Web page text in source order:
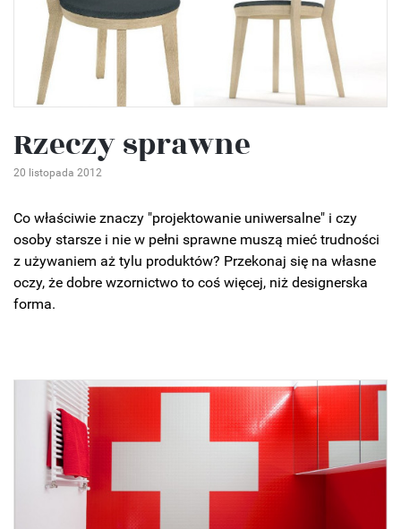
Rzeczy sprawne
20 listopada 2012
Co właściwie znaczy "projektowanie uniwersalne" i czy
osoby starsze i nie w pełni sprawne muszą mieć trudności
z używaniem aż tylu produktów? Przekonaj się na własne
oczy, że dobre wzornictwo to coś więcej, niż designerska
forma.